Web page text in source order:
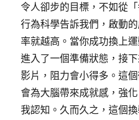
令人卻步的目標，不如從
行為科學告訴我們，啟動
率就越高。當你成功換上
進入了一個準備狀態，接
影片，阻力會小得多。這
會為大腦帶來成就感，強
我認知。久而久之，這個